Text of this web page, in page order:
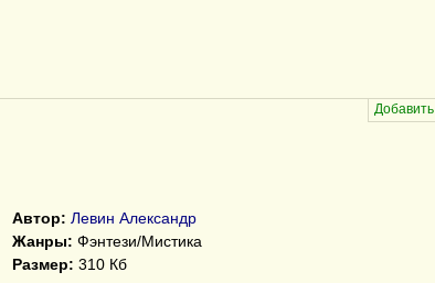
Автор: Левин Александр
Жанры: Фэнтези/Мистика
Размер: 310 Кб